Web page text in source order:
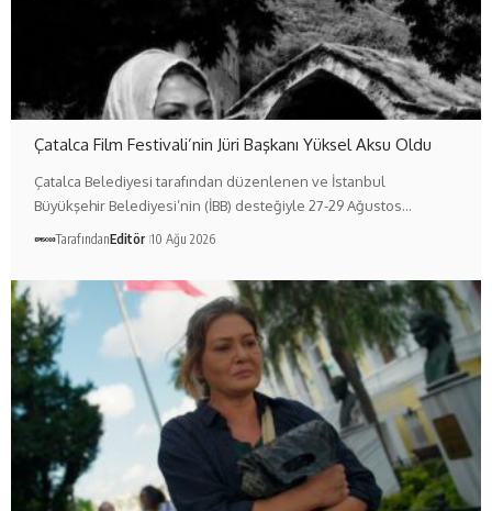
Çatalca Film Festivali’nin Jüri Başkanı Yüksel Aksu Oldu
Çatalca Belediyesi tarafından düzenlenen ve İstanbul
Büyükşehir Belediyesi’nin (İBB) desteğiyle 27-29 Ağustos…
TarafındanEditör 10 Ağu 2026